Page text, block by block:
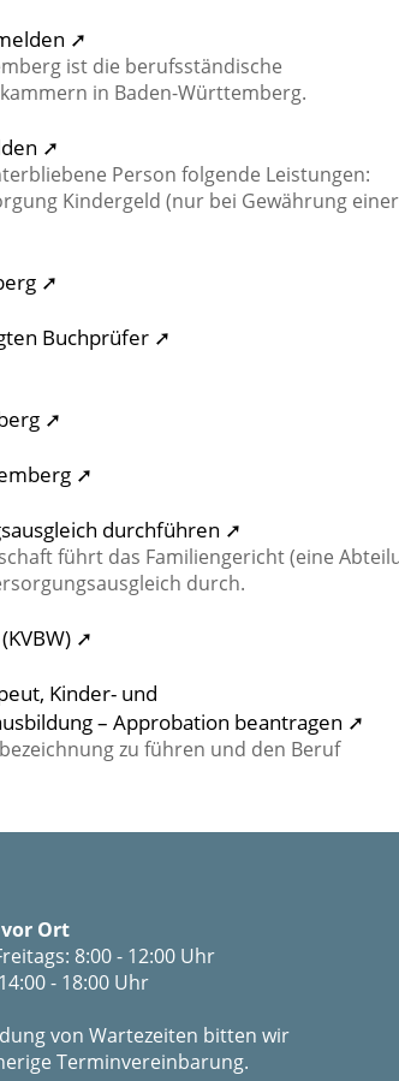
➚
ist die berufsständische
in Baden-Württemberg.
➚
Person folgende Leistungen:
Kindergeld (nur bei Gewährung einer
➚
Buchprüfer ➚
➚
➚
durchführen ➚
führt das Familiengericht (eine
durch.
➚
Kinder- und
– Approbation beantragen ➚
zu führen und den Beruf
Ort
8:00 - 12:00 Uhr
- 18:00 Uhr
von Wartezeiten bitten wir
Terminvereinbarung.